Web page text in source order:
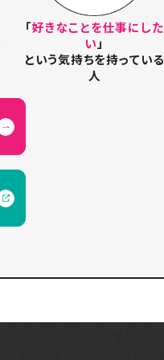
「好きなことを仕事にした
い」
という気持ちを持っている
人